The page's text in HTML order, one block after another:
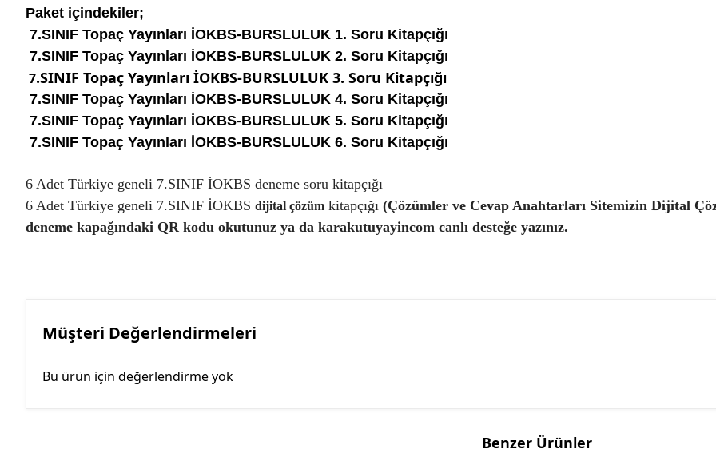
Paket içindekiler;
7.SINIF Topaç Yayınları İOKBS-BURSLULUK 1. Soru Kitapçığı
7.SINIF Topaç Yayınları İOKBS-BURSLULUK 2. Soru Kitapçığı
7.SINIF Topaç Yayınları İOKBS-BURSLULUK 3. Soru Kitapçığı
7.SINIF Topaç Yayınları İOKBS-BURSLULUK 4. Soru Kitapçığı
7.SINIF Topaç Yayınları İOKBS-BURSLULUK 5. Soru Kitapçığı
7.SINIF Topaç Yayınları İOKBS-BURSLULUK 6. Soru Kitapçığı
6 Adet Türkiye geneli 7.SINIF İOKBS deneme soru kitapçığı
6 Adet Türkiye geneli 7.SINIF İOKBS dijital çözüm kitapçığı (Çözümler ve Cevap Anahtarları Sitemizin Dijital
deneme kapağındaki QR kodu okutunuz ya da karakutuyayincom canlı desteğe yazınız.
Müşteri Değerlendirmeleri
Bu ürün için değerlendirme yok
Benzer Ürünler